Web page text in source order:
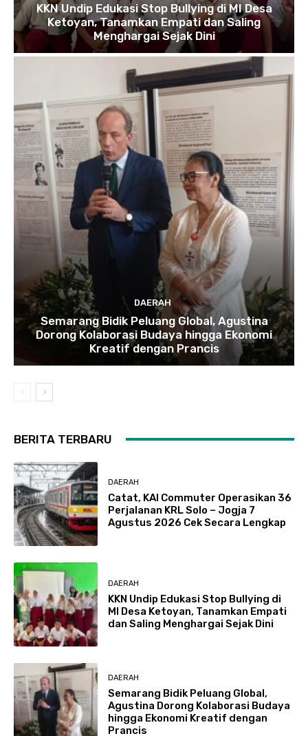
KKN Undip Edukasi Stop Bullying di MI Desa
Ketoyan, Tanamkan Empati dan Saling
Menghargai Sejak Dini
DAERAH
Semarang Bidik Peluang Global, Agustina
Dorong Kolaborasi Budaya hingga Ekonomi
Kreatif dengan Prancis
BERITA TERBARU
DAERAH
Catat, KAI Commuter Operasikan 36
Perjalanan KRL Solo – Jogja 7
Agustus 2026 Cek Secara Lengkap
DAERAH
KKN Undip Edukasi Stop Bullying di
MI Desa Ketoyan, Tanamkan Empati
dan Saling Menghargai Sejak Dini
DAERAH
Semarang Bidik Peluang Global,
Agustina Dorong Kolaborasi Budaya
hingga Ekonomi Kreatif dengan
Prancis